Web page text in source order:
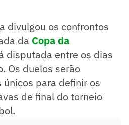
divulgou os confrontos
da Copa da
disputada entre os dias
Os duelos serão
únicos para definir os
de final do torneio